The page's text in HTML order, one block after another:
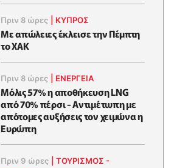
Πριν 8 ώρες ΚΥΠΡΟΣ
Με απώλειες έκλεισε την Πέμπτη
το ΧΑΚ
Πριν 8 ώρες ΕΝΈΡΓΕΙΑ
Μόλις 57% η αποθήκευση LNG
από 70% πέρσι - Αντιμέτωπη με
απότομες αυξήσεις τον χειμώνα η
Ευρώπη
Πριν 9 ώρες |ΤΟΥΡΙΣΜΟΣ -